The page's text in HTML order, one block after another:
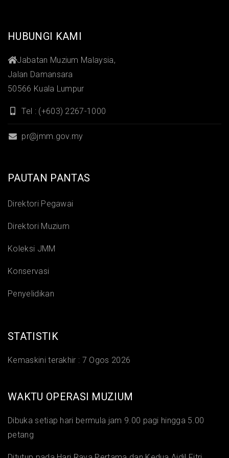
HUBUNGI KAMI
Jabatan Muzium Malaysia,
Jalan Damansara
50566 Kuala Lumpur
Tel : (+603) 2267-1000
pr@jmm.gov.my
PAUTAN PANTAS
Direktori Pegawai
Direktori Muzium
Koleksi JMM
Konservasi
Penyelidikan
STATISTIK
Kemaskini terakhir : 7 Ogos 2026
WAKTU OPERASI MUZIUM
Dibuka setiap hari bermula jam 9.00 pagi hingga 5.00
petang